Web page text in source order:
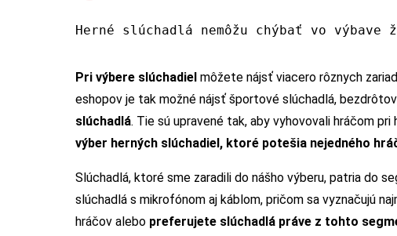
Herné slúchadlá nemôžu chýbať vo výbave
Pri výbere slúchadiel môžete nájsť viacero rôznych
eshopov je tak možné nájsť športové slúchadlá,
slúchadlá. Tie sú upravené tak, aby vyhovovali hráčom
výber herných slúchadiel, ktoré potešia nejedného
Slúchadlá, ktoré sme zaradili do nášho výberu, patria do
slúchadlá s mikrofónom aj káblom, pričom sa vyznačujú
hráčov alebo preferujete slúchadlá práve z tohto